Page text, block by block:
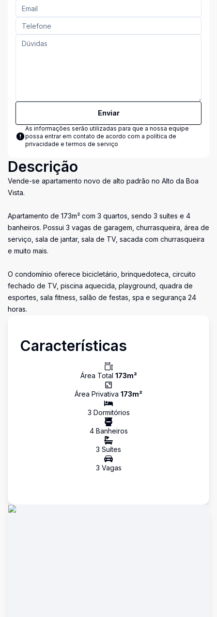
Enviar
As informações serão utilizadas para que a nossa equipe
possa entrar em contato de acordo com a política de
privacidade e termos de serviço
Descrição
Vende-se apartamento novo de alto padrão no Alto da Boa
Vista.
Apartamento de 173m² com 3 quartos, sendo 3 suítes e 4
banheiros. Possui 3 vagas de garagem, churrasqueira, área de
serviço, sala de jantar, sala de TV, sacada com churrasqueira
e muito mais.
O condomínio oferece bicicletário, brinquedoteca, circuito
fechado de TV, piscina aquecida, playground, quadra de
esportes, sala fitness, salão de festas, spa e segurança 24
horas.
Características
Área Total 173m²
Área Privativa 173m²
3 Dormitórios
4Banheiros
3 Suítes
3 Vagas